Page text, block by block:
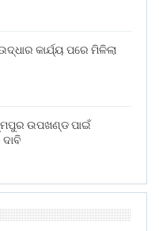
କାର୍ଯ୍ୟ ପରେ ମିଳିଲା
ଉପଖଣ୍ଡ ପାଇଁ